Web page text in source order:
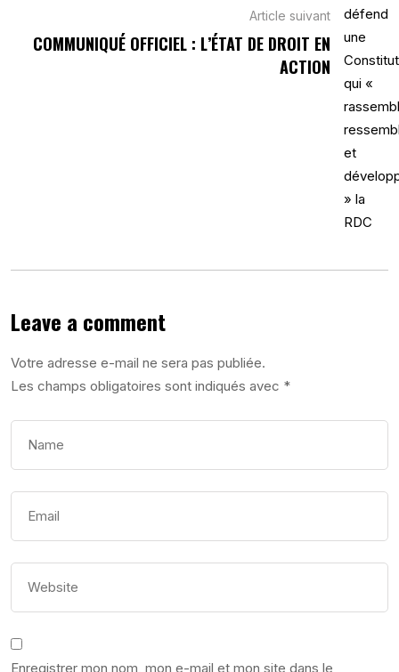
Article suivant
COMMUNIQUÉ OFFICIEL : L’ÉTAT DE DROIT EN
ACTION
Leave a comment
Votre adresse e-mail ne sera pas publiée.
Les champs obligatoires sont indiqués avec *
Enregistrer mon nom, mon e-mail et mon site dans le